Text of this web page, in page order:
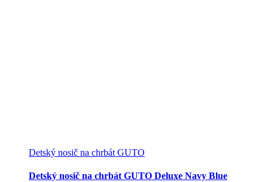
Detský nosič na chrbát GUTO
Detský nosič na chrbát GUTO Deluxe Navy Blue